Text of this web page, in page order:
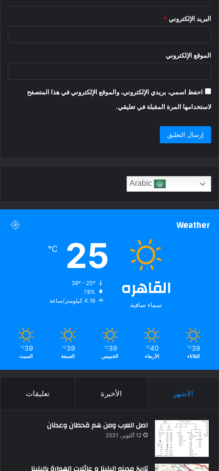
البريد الإلكتروني *
الموقع الإلكتروني
احفظ اسمي، بريدي الإلكتروني، والموقع الإلكتروني في هذا المتصفح
لاستخدامها المرة المقبلة في تعليقي.
Weather
القاهره
سماء صافية
25
℃
78%
4.16 كيلومتر/ساعة
39
℃
الثلاثاء
40
℃
الأربعاء
39
℃
الخميس
39
℃
الجمعة
39
℃
السبت
الأشهر الأخيرة تعليقات
اصل العرب ومن هم قحطان وعدنان
12 أكتوبر، 2021